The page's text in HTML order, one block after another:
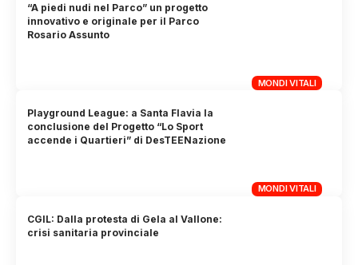
MONDI VITALI
“A piedi nudi nel Parco” un progetto
innovativo e originale per il Parco
Rosario Assunto
MONDI VITALI
Playground League: a Santa Flavia la
conclusione del Progetto “Lo Sport
accende i Quartieri” di DesTEENazione
CGIL: Dalla protesta di Gela al Vallone:
crisi sanitaria provinciale